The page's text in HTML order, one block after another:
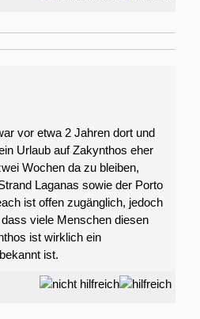
vor etwa 2 Jahren dort und
Urlaub auf Zakynthos eher
Wochen da zu bleiben,
Laganas sowie der Porto
ist offen zugänglich, jedoch
viele Menschen diesen
ist wirklich ein
ist.